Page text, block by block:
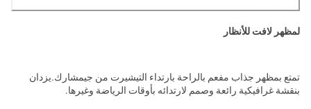
لمظهر لافت للأنظار
تمتع بمظهر جذاب مفعم بالراحة بارتداء التيشيرت من جيمشارك.يزدان
بنقشة غرافيكية رائعة وصمم لارتدائه بأوقات الرياضة وغيرها.